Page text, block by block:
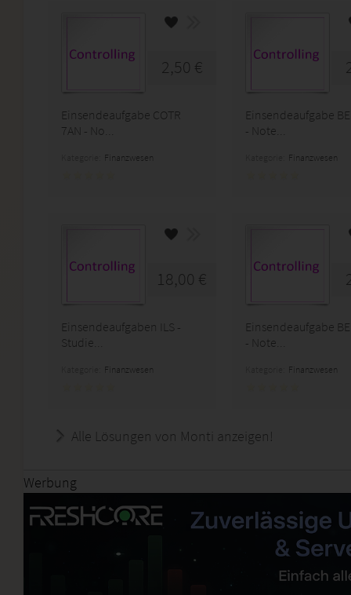
2,50 €
Einsendeaufgabe COTR
7AN - No...
Finanzwesen
Einsendeaufgabe
- Note...
Finanzwesen
18,00 €
Einsendeaufgaben ILS -
Studie...
Finanzwesen
Einsendeaufgabe
- Note...
Finanzwesen
Alle Lösungen von Monti anzeigen!
Werbung